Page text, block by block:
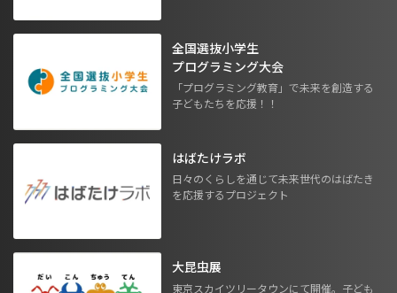
全国選抜小学生
プログラミング大会
「プログラミング教育」で未来を創造する
子どもたちを応援！！
はばたけラボ
日々のくらしを通じて未来世代のはばたき
を応援するプロジェクト
大昆虫展
東京スカイツリータウンにて開催。子ども